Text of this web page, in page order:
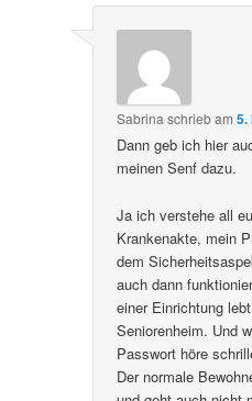
Sabrinaschriebam5.
Dann geb ich hier
meinen Senf dazu.
Ja ich verstehe all
Krankenakte, mein
dem
auch dann
einer Einrichtung
Seniorenheim. Und
Passwort höre
Der normale